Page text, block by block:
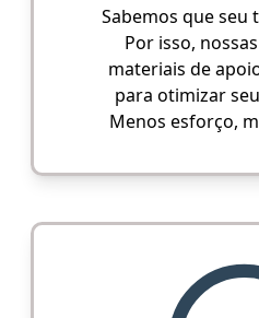
Sabemos que seu
Por isso,
materiais de
para otimizar
Menos esforço,